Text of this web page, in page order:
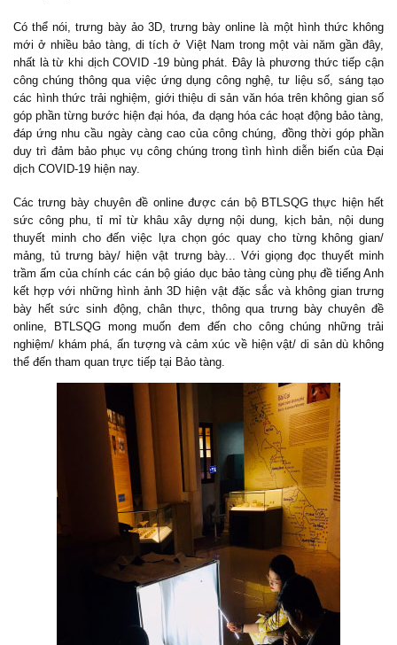
Có thể nói, trưng bày ảo 3D, trưng bày online là một hình thức không
mới ở nhiều bảo tàng, di tích ở Việt Nam trong một vài năm gần đây,
nhất là từ khi dịch COVID -19 bùng phát. Đây là phương thức tiếp cận
công chúng thông qua việc ứng dụng công nghệ, tư liệu số, sáng tạo
các hình thức trải nghiệm, giới thiệu di sản văn hóa trên không gian số
góp phần từng bước hiện đại hóa, đa dạng hóa các hoạt động bảo tàng,
đáp ứng nhu cầu ngày càng cao của công chúng, đồng thời góp phần
duy trì đảm bảo phục vụ công chúng trong tình hình diễn biến của Đại
dịch COVID-19 hiện nay.
Các trưng bày chuyên đề online được cán bộ BTLSQG thực hiện hết
sức công phu, tỉ mỉ từ khâu xây dựng nội dung, kịch bản, nội dung
thuyết minh cho đến việc lựa chọn góc quay cho từng không gian/
mảng, tủ trưng bày/ hiện vật trưng bày... Với giọng đọc thuyết minh
trầm ấm của chính các cán bộ giáo dục bảo tàng cùng phụ đề tiếng Anh
kết hợp với những hình ảnh 3D hiện vật đặc sắc và không gian trưng
bày hết sức sinh động, chân thực, thông qua trưng bày chuyên đề
online, BTLSQG mong muốn đem đến cho công chúng những trải
nghiệm/ khám phá, ấn tượng và cảm xúc về hiện vật/ di sản dù không
thể đến tham quan trực tiếp tại Bảo tàng.